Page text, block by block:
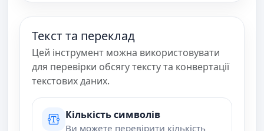
Текст та переклад
Цей інструмент можна використовувати
для перевірки обсягу тексту та конвертації
текстових даних.
Кількість символів
Ви можете перевірити кількість